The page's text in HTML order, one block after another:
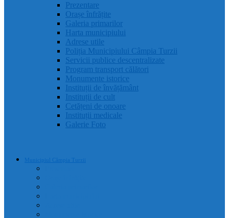
Prezentare
Orașe înfrățite
Galeria primarilor
Harta municipiului
Adrese utile
Poliția Municipiului Câmpia Turzii
Servicii publice descentralizate
Program transport călători
Monumente istorice
Instituții de învățământ
Instituții de cult
Cetățeni de onoare
Instituții medicale
Galerie Foto
Municipiul Câmpia Turzii